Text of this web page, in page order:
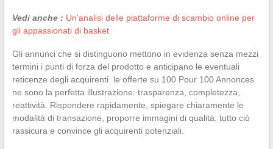
Vedi anche : Un'analisi delle piattaforme di scambio online per
gli appassionati di basket
Gli annunci che si distinguono mettono in evidenza senza mezzi
termini i punti di forza del prodotto e anticipano le eventuali
reticenze degli acquirenti. le offerte su 100 Pour 100 Annonces
ne sono la perfetta illustrazione: trasparenza, completezza,
reattività. Rispondere rapidamente, spiegare chiaramente le
modalità di transazione, proporre immagini di qualità: tutto ciò
rassicura e convince gli acquirenti potenziali.